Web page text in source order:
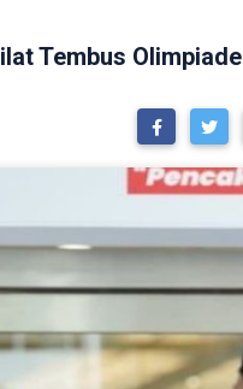
Tembus Olimpiade